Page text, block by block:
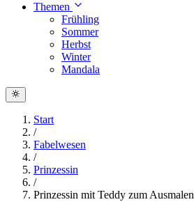
Themen
Frühling
Sommer
Herbst
Winter
Mandala
Start
/
Fabelwesen
/
Prinzessin
/
Prinzessin mit Teddy zum Ausmalen